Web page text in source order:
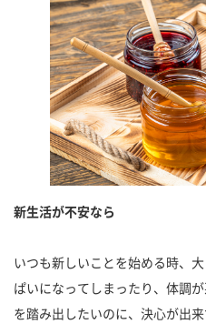
新生活が不安なら
いつも新しいことを始める時、
ぱいになってしまったり、体調
を踏み出したいのに、決心が出